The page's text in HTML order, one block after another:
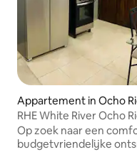
Appartement in Ocho
RHE White River Ocho
Op zoek naar een
budgetvriendelijke